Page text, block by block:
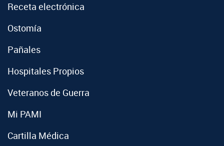
Receta electrónica
Ostomía
Pañales
Hospitales Propios
Veteranos de Guerra
Mi PAMI
Cartilla Médica